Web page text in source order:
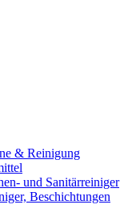
& Reinigung
und Sanitärreiniger
Beschichtungen